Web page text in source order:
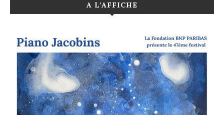
A L’AFFICHE